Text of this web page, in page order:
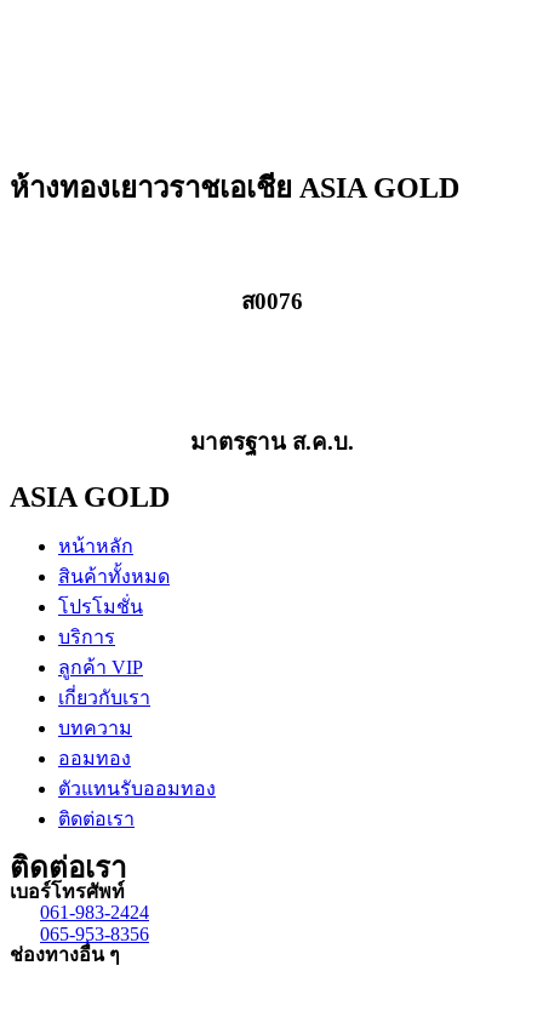
ห้างทองเยาวราชเอเชีย ASIA GOLD
ส0076
มาตรฐาน ส.ค.บ.
ASIA GOLD
หน้าหลัก
สินค้าทั้งหมด
โปรโมชั่น
บริการ
ลูกค้า VIP
เกี่ยวกับเรา
บทความ
ออมทอง
ตัวแทนรับออมทอง
ติดต่อเรา
ติดต่อเรา
เบอร์โทรศัพท์
061-983-2424
065-953-8356
ช่องทางอื่น ๆ